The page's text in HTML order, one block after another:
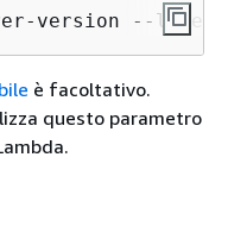
version --layer-
è facoltativo.
questo parametro